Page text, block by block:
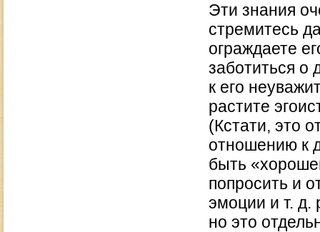
Эти знания
стремитесь
ограждаете
заботиться о
к его
растите
(Кстати, это
отношению к
быть
попросить и
эмоции и т. д.
но это